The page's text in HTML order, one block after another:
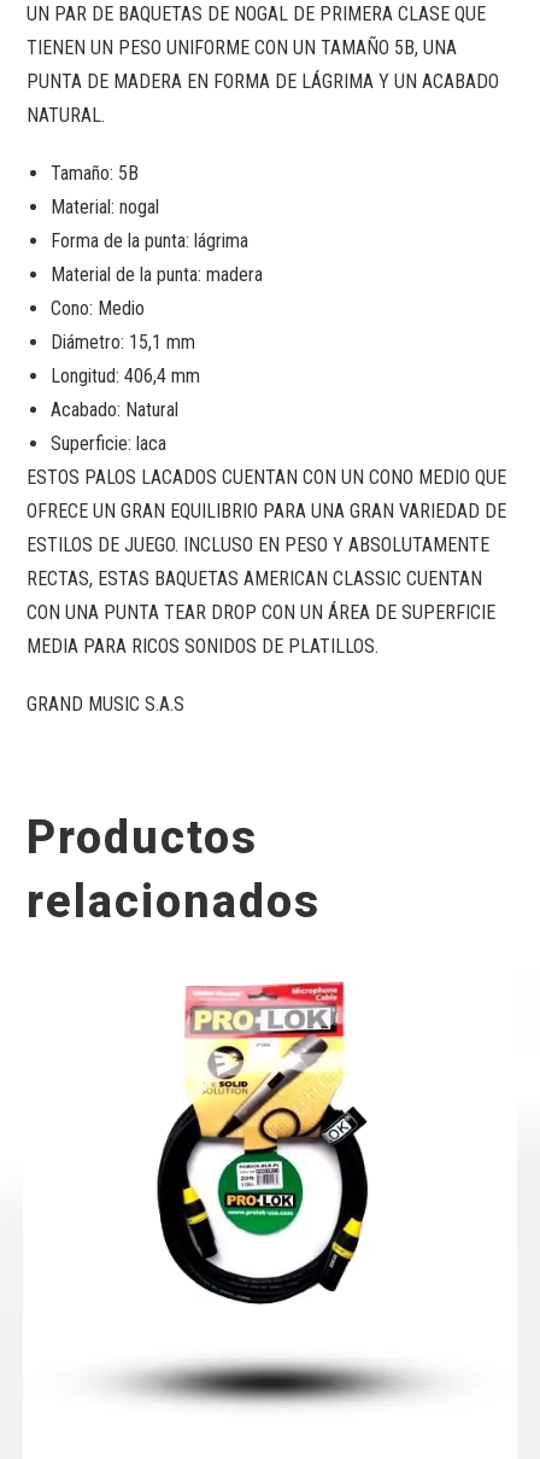
UN PAR DE BAQUETAS DE NOGAL DE PRIMERA CLASE QUE
TIENEN UN PESO UNIFORME CON UN TAMAÑO 5B, UNA
PUNTA DE MADERA EN FORMA DE LÁGRIMA Y UN ACABADO
NATURAL.
Tamaño: 5B
Material: nogal
Forma de la punta: lágrima
Material de la punta: madera
Cono: Medio
Diámetro: 15,1 mm
Longitud: 406,4 mm
Acabado: Natural
Superficie: laca
ESTOS PALOS LACADOS CUENTAN CON UN CONO MEDIO QUE
OFRECE UN GRAN EQUILIBRIO PARA UNA GRAN VARIEDAD DE
ESTILOS DE JUEGO. INCLUSO EN PESO Y ABSOLUTAMENTE
RECTAS, ESTAS BAQUETAS AMERICAN CLASSIC CUENTAN
CON UNA PUNTA TEAR DROP CON UN ÁREA DE SUPERFICIE
MEDIA PARA RICOS SONIDOS DE PLATILLOS.
GRAND MUSIC S.A.S
Productos
relacionados